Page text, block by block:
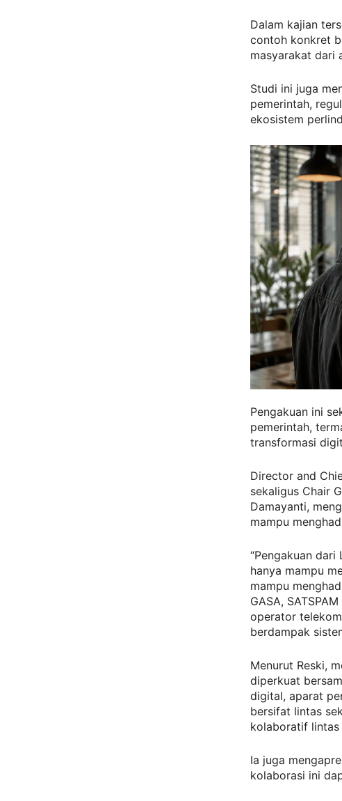
Dalam kajian
contoh konkret
masyarakat dari
Studi ini juga
pemerintah,
ekosistem
Pengakuan ini
pemerintah,
transformasi
Director and
sekaligus Chair
Damayanti,
mampu
“Pengakuan
hanya mampu
mampu
GASA,
operator
berdampak
Menurut Reski,
diperkuat
digital, aparat
bersifat lintas
kolaboratif lintas
Ia juga
kolaborasi ini